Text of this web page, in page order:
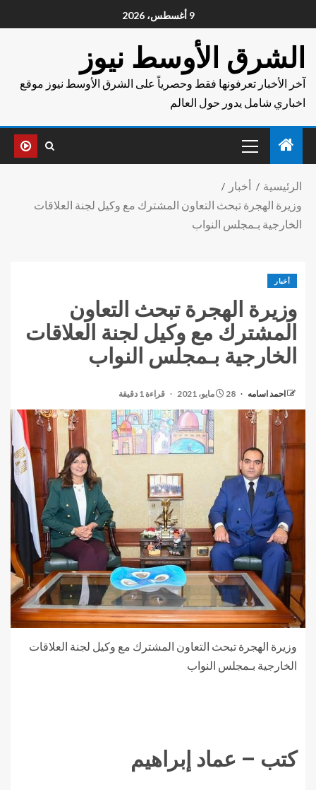
9 أغسطس، 2026
الشرق الأوسط نيوز
آخر الأخبار تعرفونها فقط وحصرياً على الشرق الأوسط نيوز موقع
اخباري شامل يدور حول العالم
الرئيسية
أخبار
وزيرة الهجرة تبحث التعاون المشترك مع وكيل لجنة العلاقات
الخارجية بـمجلس النواب
أخبار
وزيرة الهجرة تبحث التعاون
المشترك مع وكيل لجنة العلاقات
الخارجية بـمجلس النواب
احمد اسامه 28 مايو، 2021 قراءة 1 دقيقة
وزيرة الهجرة تبحث التعاون المشترك مع وكيل لجنة العلاقات
الخارجية بـمجلس النواب
كتب – عماد إبراهيم